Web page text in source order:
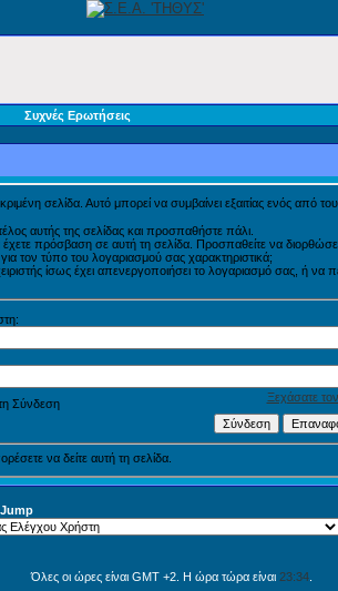
Συχνές Ερωτήσεις
σελίδα. Αυτό μπορεί να συμβαίνει εξαιτίας ενός από
αυτής της σελίδας και προσπαθήστε πάλι.
έχετε πρόσβαση σε αυτή τη σελίδα. Προσπαθείτε να
τον τύπο του λογαριασμού σας χαρακτηριστικά;
ίσως έχει απενεργοποιήσει το λογαριασμό σας, ή να
Ξεχάσατε
Σύνδεση
να δείτε αυτή τη σελίδα.
Όλες οι ώρες είναι GMT +2. Η ώρα τώρα είναι 23:34